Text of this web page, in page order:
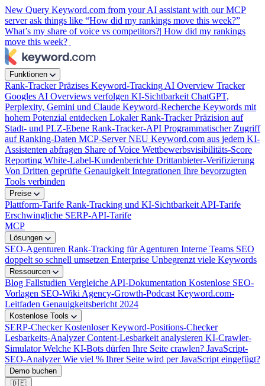
New Query Keyword.com from your AI assistant with our MCP
server ask things like “How did my rankings move this week?”
What’s my share of voice vs competitors?| How did my rankings
move this week?
Funktionen
Rank-TrackerPräzises Keyword-Tracking AI Overview Tracker
Googles AI Overviews verfolgen KI-Sichtbarkeit ChatGPT,
Perplexity, Gemini und Claude Keyword-Recherche Keywords mit
hohem Potenzial entdecken Lokaler Rank-TrackerPräzision auf
Stadt- und PLZ-Ebene Rank-Tracker-API Programmatischer Zugriff
auf Ranking-Daten MCP-ServerNEU Keyword.com aus jedem KI-
Assistenten abfragen Share of Voice Wettbewerbsvisibilitäts-Score
Reporting White-Label-Kundenberichte Drittanbieter-Verifizierung
Von Dritten geprüfte Genauigkeit Integrationen Ihre bevorzugten
Tools verbinden
Preise
Plattform-Tarife Rank-Tracking und KI-Sichtbarkeit API-Tarife
Erschwingliche SERP-API-Tarife
MCP
Lösungen
SEO-Agenturen Rank-Tracking für Agenturen Interne Teams SEO
doppelt so schnell umsetzen Enterprise Unbegrenzt viele Keywords
Ressourcen
Blog Fallstudien Vergleiche API-Dokumentation Kostenlose SEO-
Vorlagen SEO-Wiki Agency-Growth-Podcast Keyword.com-
Leitfaden Genauigkeitsbericht 2024
Kostenlose Tools
SERP-CheckerKostenloser Keyword-Positions-Checker
Lesbarkeits-AnalyzerContent-Lesbarkeit analysieren KI-Crawler-
SimulatorWelche KI-Bots dürfen Ihre Seite crawlen? JavaScript-
SEO-AnalyzerWie viel % Ihrer Seite wird per JavaScript eingefügt?
Demo buchen
🇩🇪